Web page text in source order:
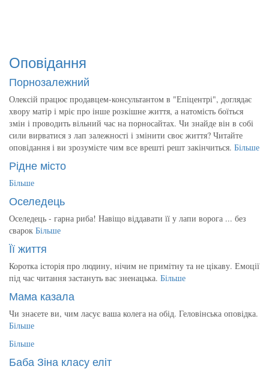
Оповідання
Порнозалежний
Олексій працює продавцем-консультантом в "Епіцентрі", доглядає
хвору матір і мріє про інше розкішне життя, а натомість боїться
змін і проводить вільний час на порносайтах. Чи знайде він в собі
сили вирватися з лап залежності і змінити своє життя? Читайте
оповідання і ви зрозумієте чим все врешті решт закінчиться. Більше
Рідне місто
Більше
Оселедець
Оселедець - гарна риба! Навіщо віддавати її у лапи ворога ... без
сварок Більше
Її життя
Коротка історія про людину, нічим не примітну та не цікаву. Емоції
під час читання застануть вас зненацька. Більше
Мама казала
Чи знаєете ви, чим ласує ваша колега на обід. Геловінська оповідка.
Більше
Більше
Баба Зіна класу еліт